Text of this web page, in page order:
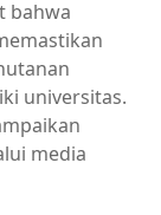
bahwa
universitas.
media